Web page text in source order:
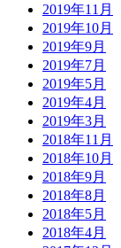
2019年11月
2019年10月
2019年9月
2019年7月
2019年5月
2019年4月
2019年3月
2018年11月
2018年10月
2018年9月
2018年8月
2018年5月
2018年4月